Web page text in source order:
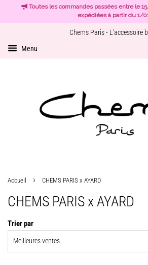
Toutes les commandes passées entre le
expédiées à partir du 1/
Chems Paris - L'accessoire
Menu
Accueil › CHEMS PARIS x AYARD
CHEMS PARIS x AYARD
Trier par